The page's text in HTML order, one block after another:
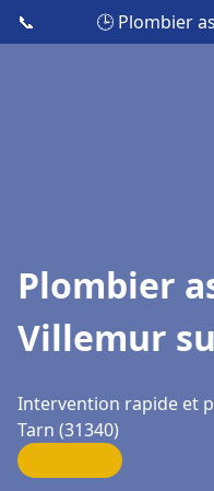
📞 🕒 Plombier
Plombier
Villemur
Intervention rapide et
Tarn (31340)